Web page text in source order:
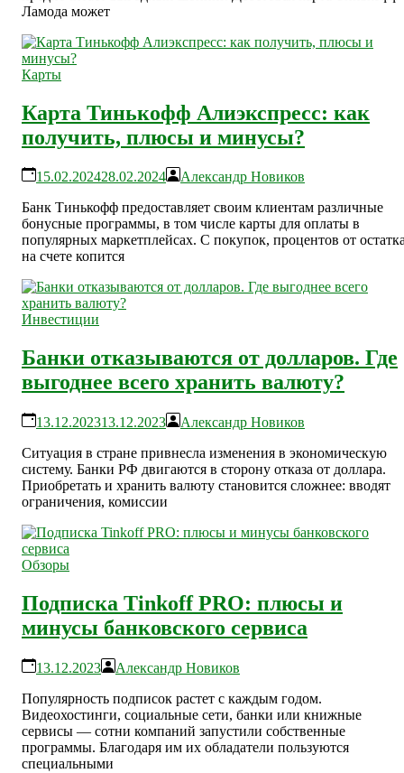
Ламода может
Карты
Карта Тинькофф Алиэкспресс: как
получить, плюсы и минусы?
15.02.202428.02.2024
Александр Новиков
Банк Тинькофф предоставляет своим клиентам различные
бонусные программы, в том числе карты для оплаты в
популярных маркетплейсах. С покупок, процентов от
на счете копится
Инвестиции
Банки отказываются от долларов. Где
выгоднее всего хранить валюту?
13.12.202313.12.2023
Александр Новиков
Ситуация в стране привнесла изменения в экономическую
систему. Банки РФ двигаются в сторону отказа от доллара.
Приобретать и хранить валюту становится сложнее: вводят
ограничения, комиссии
Обзоры
Подписка Tinkoff PRO: плюсы и
минусы банковского сервиса
13.12.2023
Александр Новиков
Популярность подписок растет с каждым годом.
Видеохостинги, социальные сети, банки или книжные
сервисы — сотни компаний запустили собственные
программы. Благодаря им их обладатели пользуются
специальными